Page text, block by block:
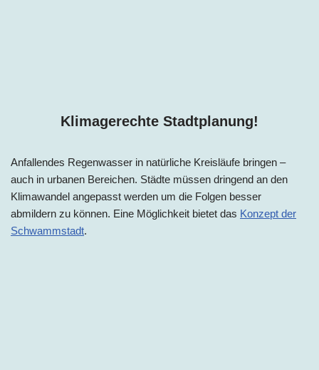
Klimagerechte Stadtplanung!
Anfallendes Regenwasser in natürliche Kreisläufe bringen –
auch in urbanen Bereichen. Städte müssen dringend an den
Klimawandel angepasst werden um die Folgen besser
abmildern zu können. Eine Möglichkeit bietet das Konzept der
Schwammstadt.